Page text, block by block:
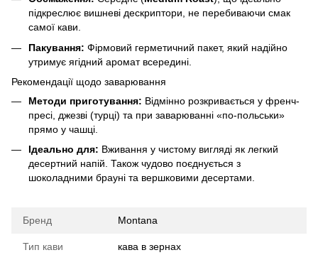
підкреслює вишневі дескриптори, не перебиваючи смак
самої кави.
Пакування: Фірмовий герметичний пакет, який надійно
утримує ягідний аромат всередині.
Рекомендації щодо заварювання
Методи приготування: Відмінно розкривається у френч-
пресі, джезві (турці) та при заварюванні «по-польськи»
прямо у чашці.
Ідеально для: Вживання у чистому вигляді як легкий
десертний напій. Також чудово поєднується з
шоколадними брауні та вершковими десертами.
Бренд Montana
Тип кави кава в зернах